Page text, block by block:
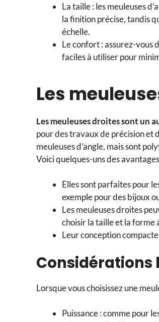
La taille : les meuleuses
la finition précise, tandis
échelle.
Le confort : assurez-vous
faciles à utiliser pour
Les
Les meuleuses droites sont un
pour des travaux de précision et
meuleuses d’angle, mais sont
Voici quelques-uns des
Elles sont parfaites pour
exemple pour des bijoux
Les meuleuses droites
choisir la taille et la forme
Leur conception
Considérations
Lorsque vous choisissez une
Puissance : comme pour